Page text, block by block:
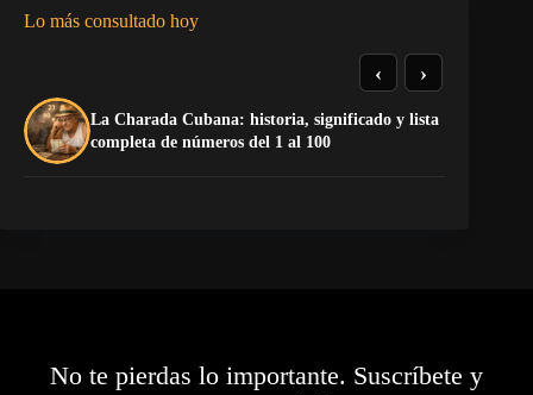
Lo más consultado hoy
La Charada Cubana: historia, significado y lista
completa de números del 1 al 100
‹ ›
No te pierdas lo importante. Suscríbete y